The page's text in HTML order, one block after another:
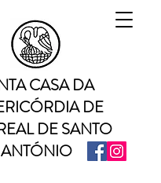
CASA DA
DE
DE SANTO
ANTÓNIO